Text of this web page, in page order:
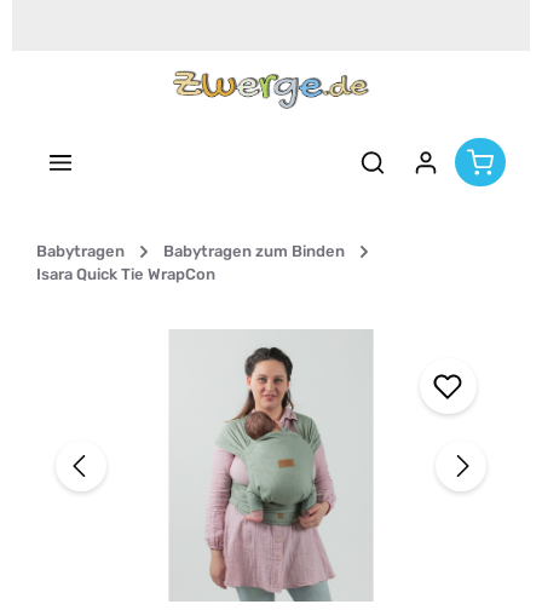
Babytragen
Babytragen zum Binden
Isara Quick Tie WrapCon